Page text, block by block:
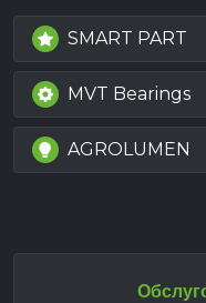
SMART PART
MVT Bearings
AGROLUMEN